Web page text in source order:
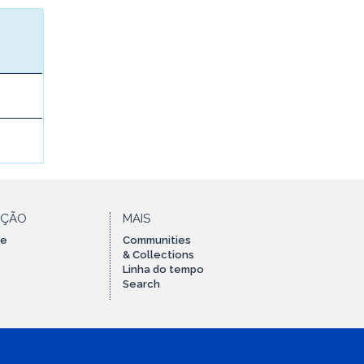
MAIS
Communities
& Collections
Linha do tempo
Search